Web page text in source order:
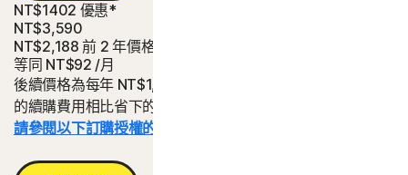
NT$1402 優惠*
NT$3,590
NT$2,188 前 2 年價格
等同 NT$92 /月
後續價格為每年 NT$1,790。與為期兩年、每年 NT$1,790
的續購費用相比省下的金額。
請參閱以下訂購授權的詳細資料。*